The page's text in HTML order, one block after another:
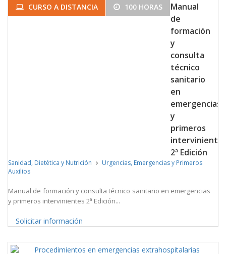
CURSO A DISTANCIA 100 HORAS
Manual
de
formación
y
consulta
técnico
sanitario
en
emergencias
y
primeros
2ª Edición
Sanidad, Dietética y Nutrición
Urgencias, Emergencias y Primeros
Auxilios
Manual de formación y consulta técnico sanitario en emergencias
y primeros intervinientes 2ª Edición...
Solicitar información